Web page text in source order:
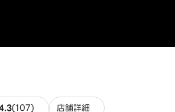
(107)107件のレビュー
店舗詳細